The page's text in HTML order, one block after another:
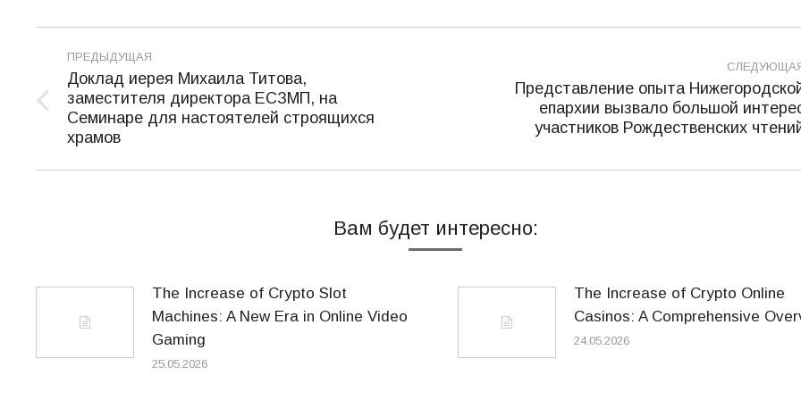
Навигация
по
записям
ПРЕДЫДУЩАЯ
Предыдущая
запись:
Доклад иерея Михаила Титова,
заместителя директора ЕСЗМП, на
Семинаре для настоятелей строящихся
храмов
Следующая
Представление опыта
епархии вызвало большой
участников Рождественских
Вам будет интересно:
The Increase of Crypto Slot
Machines: A New Era in Online Video
Gaming
25.05.2026
The Increase of Crypto Online
Casinos: A Comprehensive
24.05.2026